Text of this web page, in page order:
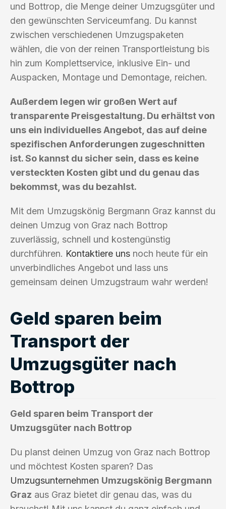
und Bottrop, die Menge deiner Umzugsgüter und
den gewünschten Serviceumfang. Du kannst
zwischen verschiedenen Umzugspaketen
wählen, die von der reinen Transportleistung bis
hin zum Komplettservice, inklusive Ein- und
Auspacken, Montage und Demontage, reichen.
Außerdem legen wir großen Wert auf
transparente Preisgestaltung. Du erhältst von
uns ein individuelles Angebot, das auf deine
spezifischen Anforderungen zugeschnitten
ist. So kannst du sicher sein, dass es keine
versteckten Kosten gibt und du genau das
bekommst, was du bezahlst.
Mit dem Umzugskönig Bergmann Graz kannst du
deinen Umzug von Graz nach Bottrop
zuverlässig, schnell und kostengünstig
durchführen. Kontaktiere uns noch heute für ein
unverbindliches Angebot und lass uns
gemeinsam deinen Umzugstraum wahr werden!
Geld sparen beim
Transport der
Umzugsgüter nach
Bottrop
Geld sparen beim Transport der
Umzugsgüter nach Bottrop
Du planst deinen Umzug von Graz nach Bottrop
und möchtest Kosten sparen? Das
Umzugsunternehmen Umzugskönig Bergmann
Graz aus Graz bietet dir genau das, was du